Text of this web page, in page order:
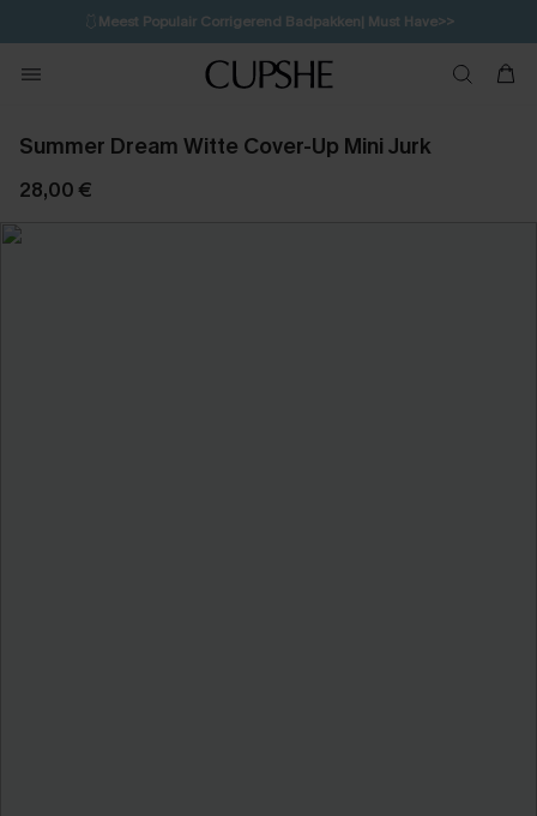
🩱Meest Populair Corrigerend Badpakken| Must Have>>
💌Abonneer je & ontvang tot 15% korting>>
Koop 3, krijg 15% korting | CODE: SW15
Summer Dream Witte Cover-Up Mini Jurk
28,00 €